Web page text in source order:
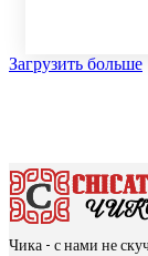
Загрузить больше
Чика - с нами не